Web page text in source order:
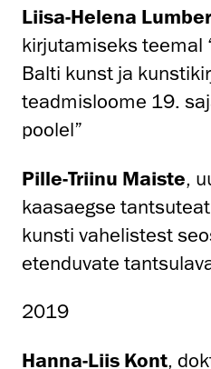
Liisa-Helena
kirjutamiseks teemal
Balti kunst ja
teadmisloome 19.
poolel”
Pille-Triinu Maiste,
kaasaegse
kunsti vahelistest
etenduvate
2019
Hanna-Liis Kont,